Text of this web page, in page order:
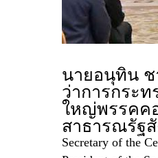
นายอนุทิน
ว่าการกระท
ใหญ่พรรคค
สาธารณรัฐ
Secretary of the